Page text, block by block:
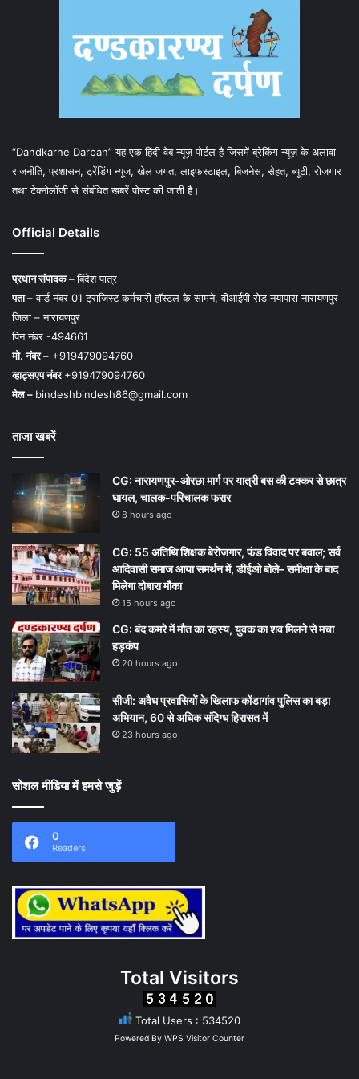
“Dandkarne Darpan” यह एक हिंदी वेब न्यूज़ पोर्टल है जिसमें ब्रेकिंग न्यूज़ के अलावा
राजनीति, प्रशासन, ट्रेंडिंग न्यूज, खेल जगत, लाइफस्टाइल, बिजनेस, सेहत, ब्यूटी, रोजगार
तथा टेक्नोलॉजी से संबंधित खबरें पोस्ट की जाती है।
Official Details
प्रधान संपादक –बिंदेश पात्र
पता –वार्ड नंबर 01 ट्राजिस्ट कर्मचारी हॉस्टल के सामने, वीआईपी रोड नयापारा नारायणपुर
जिला – नारायणपुर
पिन नंबर -494661
मो. नंबर – +919479094760
व्हाट्सएप नंबर+919479094760
मेल – bindeshbindesh86@gmail.com
ताजा खबरें
CG: नारायणपुर-ओरछा मार्ग पर यात्री बस की टक्कर से छात्र
घायल, चालक-परिचालक फरार
8 hours ago
CG: 55 अतिथि शिक्षक बेरोजगार, फंड विवाद पर बवाल; सर्व
आदिवासी समाज आया समर्थन में, डीईओ बोले– समीक्षा के बाद
मिलेगा दोबारा मौका
15 hours ago
CG: बंद कमरे में मौत का रहस्य, युवक का शव मिलने से मचा
हड़कंप
20 hours ago
सीजी: अवैध प्रवासियों के खिलाफ कोंडागांव पुलिस का बड़ा
अभियान, 60 से अधिक संदिग्ध हिरासत में
23 hours ago
सोशल मीडिया में हमसे जुड़ें
0
Readers
Total Visitors
Total Users : 534520
Powered By WPS Visitor Counter